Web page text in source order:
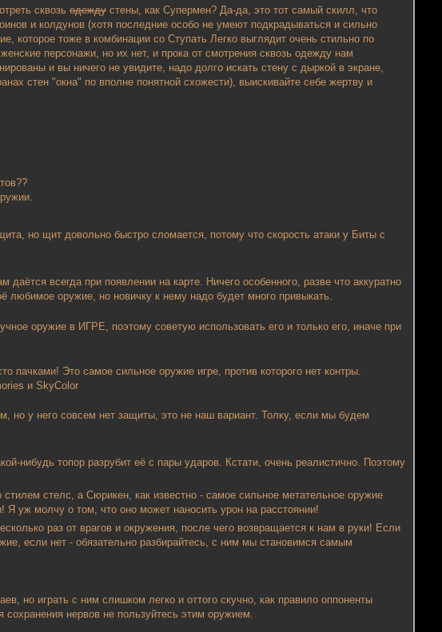
сквозьодеждустены, как Супермен? Да-да, это тот самый скилл, что
и колдунов (хотя последние особо не умеют подкрадываться и сильно
которое тоже в комбинации со Ступать Легко выглядит очень стильно по
персонажи, но их нет, и прока от смотрения сквозь одежду нам
и вы ничего не увидите, надо долго искать стену с дыркой в экране,
стен "окна" по вполне понятной схожести), выискивайте себе жертву и
но щит довольно быстро сломается, потому что скорость атаки у Биты с
всегда при появлении на карте. Ничего особенного, разве что аккуратно
любимое оружие, но новичку к нему надо будет много привыкать.
оружие в ИГРЕ, поэтому советую использовать его и только его, иначе при
пачками! Это самое сильное оружие игре, против которого нет контры.
и SkyColor
у него совсем нет защиты, это не наш вариант. Толку, если мы будем
нибудь топор разрубит её с пары ударов. Кстати, очень реалистично. Поэтому
стелс, а Сюрикен, как известно - самое сильное метательное оружие
уж молчу о том, что оно может наносить урон на расстоянии!
раз от врагов и окружения, после чего возвращается к нам в руки! Если
если нет - обязательно разбирайтесь, с ним мы становимся самым
но играть с ним слишком легко и оттого скучно, как правило оппоненты
нервов не пользуйтесь этим оружием.